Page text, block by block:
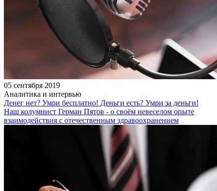
05 сентября 2019
Аналитика и интервью
Денег нет? Умри бесплатно! Деньги есть? Умри за деньги!
Наш колумнист Герман Пятов - о своём невеселом опыте
взаимодействия с отечественным здравоохранением